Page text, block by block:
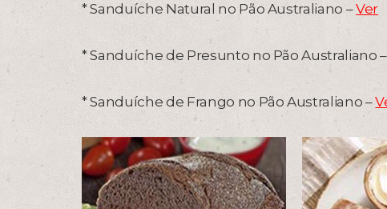
* Sanduíche Natural no Pão Australiano –Ver
* Sanduíche de Presunto no Pão Australiano –
* Sanduíche de Frango no Pão Australiano –